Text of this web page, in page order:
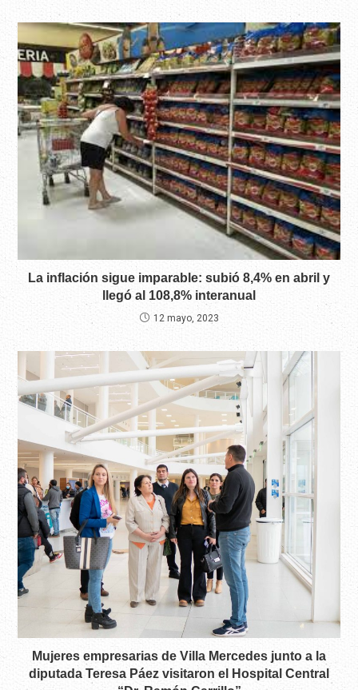
La inflación sigue imparable: subió 8,4% en abril y
llegó al 108,8% interanual
12 mayo, 2023
Mujeres empresarias de Villa Mercedes junto a la
diputada Teresa Páez visitaron el Hospital Central